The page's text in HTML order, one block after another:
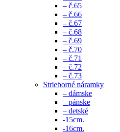
– č.65
– č.66
– č.67
– č.68
– č.69
– č.70
– č.71
– č.72
– č.73
Strieborné náramky
– dámske
– pánske
– detské
-15cm.
-16cm.